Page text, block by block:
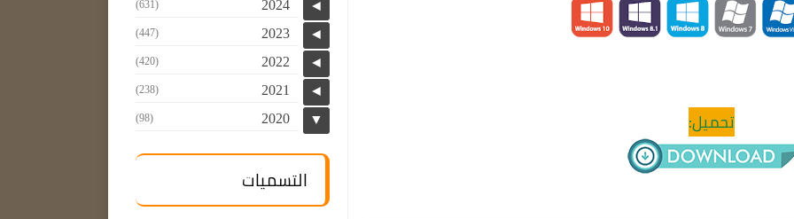
تحميل:
◄
2024
(631)
◄
2023
(447)
◄
2022
(420)
◄
2021
(238)
▼
2020
(98)
التسميات